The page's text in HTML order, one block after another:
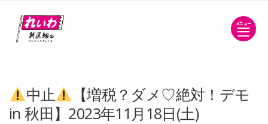
メニュー
中止
【増税？ダメ♡絶対！デモ
in 秋田】2023年11月18日(土)